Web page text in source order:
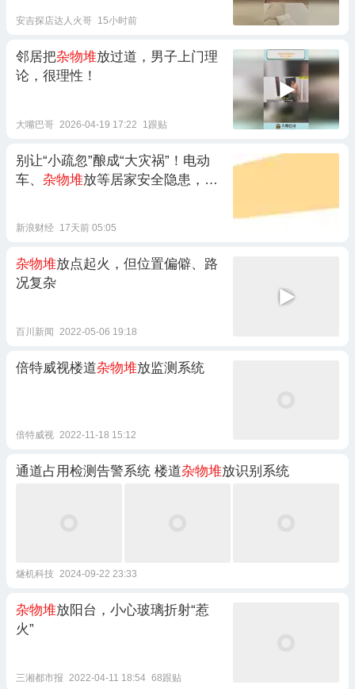
安吉探店达人火哥 15小时前
邻居把杂物堆放过道，男子上门理
论，很理性！
大嘴巴哥 2026-04-19 17:22 1跟贴
别让“小疏忽”酿成“大灾祸”！电动
车、 杂物堆放等居家安全隐患，每
新浪财经 17天前 05:05
杂物堆放点起火，但位置偏僻、路
况复杂
百川新闻 2022-05-06 19:18
倍特威视楼道杂物堆放监测系统
倍特威视 2022-11-18 15:12
通道占用检测告警系统 楼道杂物堆放识别系统
燧机科技 2024-09-22 23:33
杂物堆放阳台，小心玻璃折射“惹
火”
三湘都市报 2022-04-11 18:54 68跟贴